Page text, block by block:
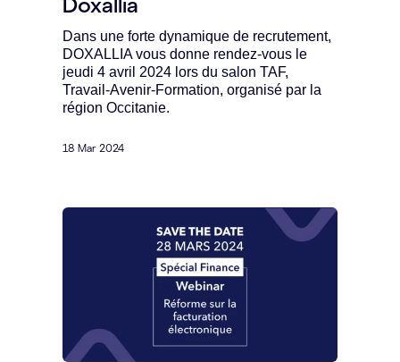
Dans une forte dynamique de recrutement,
DOXALLIA vous donne rendez-vous le
jeudi 4 avril 2024 lors du salon TAF,
Travail-Avenir-Formation, organisé par la
région Occitanie.
18 Mar 2024